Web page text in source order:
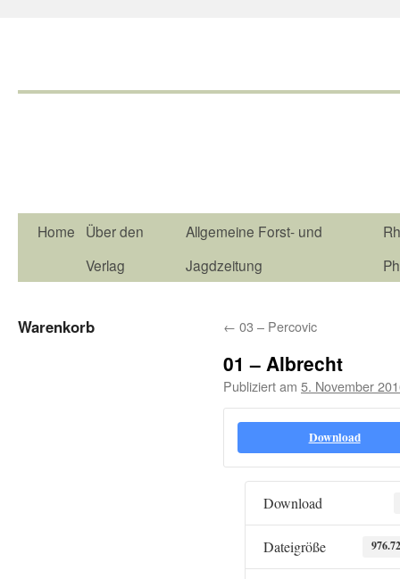
Home
Über den
Verlag
Allgemeine Forst- und
Jagdzeitung
← 03 – Percovic
01 – Albrecht
Publiziert am 5. November
Download
Download
Dateigröße
Warenkorb